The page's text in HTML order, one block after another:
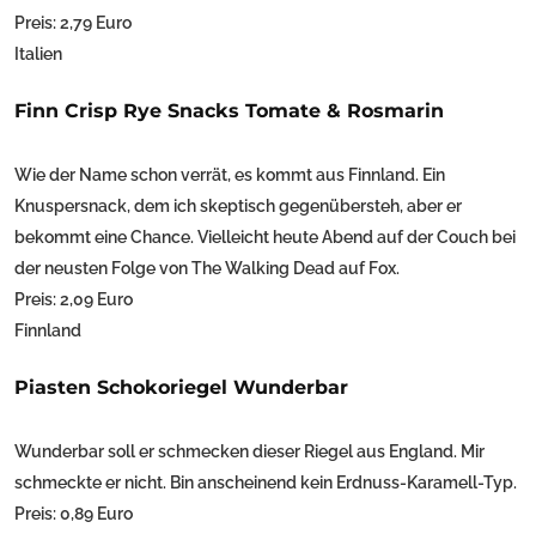
Preis: 2,79 Euro
Italien
Finn Crisp Rye Snacks Tomate & Rosmarin
Wie der Name schon verrät, es kommt aus Finnland. Ein
Knuspersnack, dem ich skeptisch gegenübersteh, aber er
bekommt eine Chance. Vielleicht heute Abend auf der Couch bei
der neusten Folge von The Walking Dead auf Fox.
Preis: 2,09 Euro
Finnland
Piasten Schokoriegel Wunderbar
Wunderbar soll er schmecken dieser Riegel aus England. Mir
schmeckte er nicht. Bin anscheinend kein Erdnuss-Karamell-Typ.
Preis: 0,89 Euro